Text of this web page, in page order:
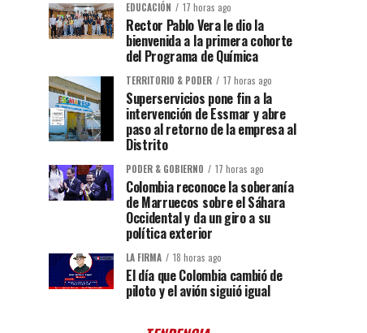
EDUCACIÓN 17 horas ago
Rector Pablo Vera le dio la
bienvenida a la primera cohorte
del Programa de Química
TERRITORIO & PODER 17 horas ago
Superservicios pone fin a la
intervención de Essmar y abre
paso al retorno de la empresa al
Distrito
PODER & GOBIERNO 17 horas ago
Colombia reconoce la soberanía
de Marruecos sobre el Sáhara
Occidental y da un giro a su
política exterior
LA FIRMA 18 horas ago
El día que Colombia cambió de
piloto y el avión siguió igual